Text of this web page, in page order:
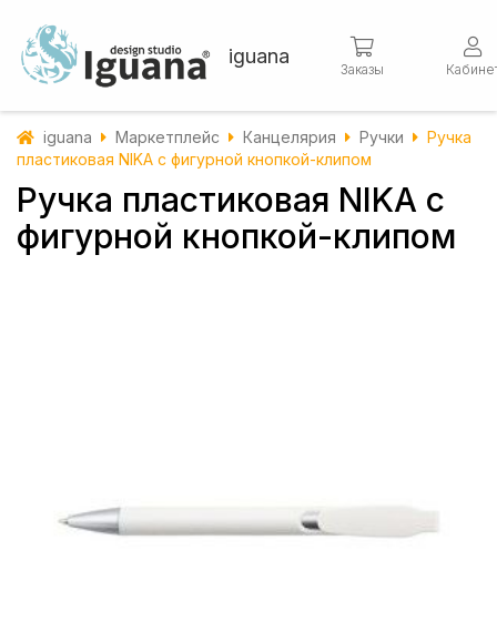
iguana
Заказы
iguana Маркетплейс Канцелярия Ручки
Ручка
пластиковая NIKA с фигурной кнопкой-клипом
Ручка пластиковая NIKA с
фигурной кнопкой-клипом